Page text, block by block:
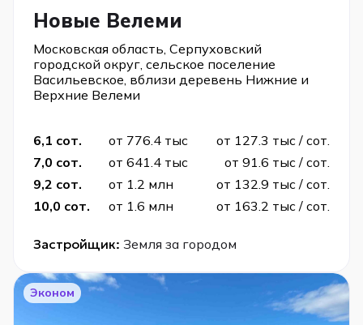
Новые Велеми
Московская область, Серпуховский
городской округ, сельское поселение
Васильевское, вблизи деревень Нижние и
Верхние Велеми
6,1 сот. от 776.4 тыс
от 127.3 тыс / сот.
7,0 сот.
от 641.4 тыс
от 91.6 тыс / сот.
9,2 сот.
от 1.2 млн
от 132.9 тыс / сот.
10,0 сот.
от 1.6 млн от 163.2 тыс / сот.
Застройщик: Земля за городом
Эконом